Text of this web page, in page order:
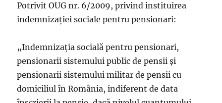
Potrivit OUG nr. 6/2009, privind instituirea
indemnizației sociale pentru pensionari:
„Indemnizaţia socială pentru pensionari,
pensionarii sistemului public de pensii şi
pensionarii sistemului militar de pensii cu
domiciliul în România, indiferent de data